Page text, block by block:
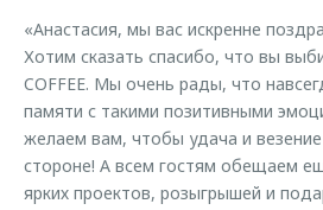
«Анастасия, мы вас искренне
Хотим сказать спасибо, что вы
COFFEE. Мы очень рады, что
памяти с такими позитивными
желаем вам, чтобы удача и
стороне! А всем гостям обещаем
ярких проектов, розыгрышей и